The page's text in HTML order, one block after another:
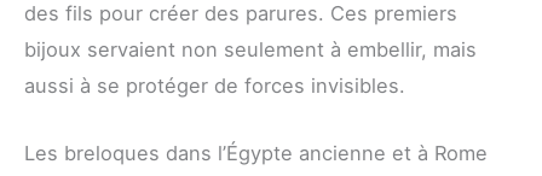
des fils pour créer des parures. Ces premiers
bijoux servaient non seulement à embellir, mais
aussi à se protéger de forces invisibles.
Les breloques dans l’Égypte ancienne et à Rome